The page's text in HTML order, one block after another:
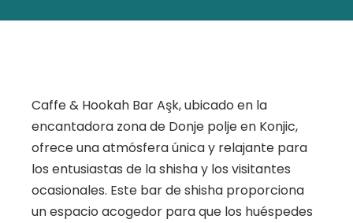
Caffe & Hookah Bar Aşk, ubicado en la
encantadora zona de Donje polje en Konjic,
ofrece una atmósfera única y relajante para
los entusiastas de la shisha y los visitantes
ocasionales. Este bar de shisha proporciona
un espacio acogedor para que los huéspedes